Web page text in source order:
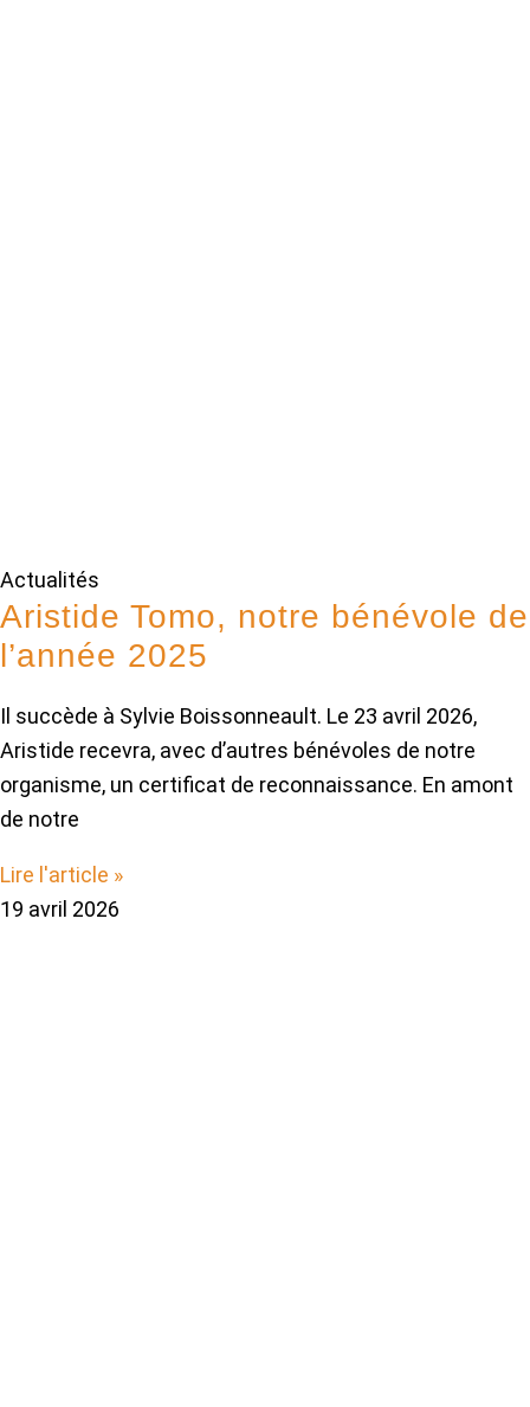
Actualités
Aristide Tomo, notre bénévole de
l’année 2025
Il succède à Sylvie Boissonneault. Le 23 avril 2026,
Aristide recevra, avec d’autres bénévoles de notre
organisme, un certificat de reconnaissance. En amont
de notre
Lire l'article »
19 avril 2026